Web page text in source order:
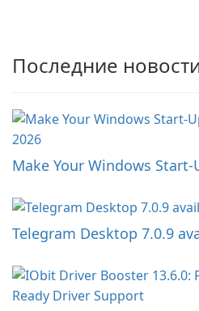
Последние
Make Your Windows Start-
Telegram Desktop 7.0.9